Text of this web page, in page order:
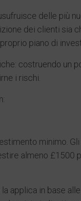
delle più
dei clienti sia
piano di
costruendo un
i rischi.
minimo.
almeno £1500
applica in base